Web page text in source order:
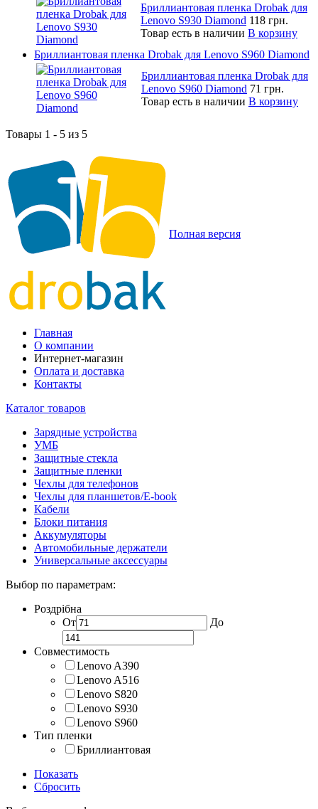
Бриллиантовая пленка Drobak для
Lenovo S930 Diamond 118 грн.
Товар есть в наличии В корзину
Бриллиантовая пленка Drobak для Lenovo S960 Diamond
Бриллиантовая пленка Drobak для
Lenovo S960 Diamond 71 грн.
Товар есть в наличии В корзину
Товары 1 - 5 из 5
Полная версия
Главная
О компании
Интернет-магазин
Оплата и доставка
Контакты
Каталог товаров
Зарядные устройства
УМБ
Защитные стекла
Защитные пленки
Чехлы для телефонов
Чехлы для планшетов/E-book
Кабели
Блоки питания
Аккумуляторы
Автомобильные держатели
Универсальные аксессуары
Выбор по параметрам:
Роздрібна
От
До
Совместимость
Lenovo A390
Lenovo A516
Lenovo S820
Lenovo S930
Lenovo S960
Тип пленки
Бриллиантовая
Показать
Сбросить